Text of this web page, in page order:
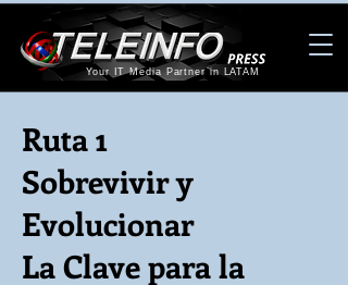
Your IT Media Partner in LATAM
Ruta 1
Sobrevivir y
Evolucionar
La Clave para la